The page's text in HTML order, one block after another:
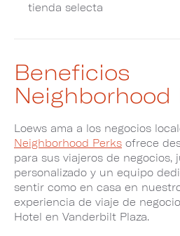
tienda selecta
Beneficios
Neighborhood
Loews ama a los negocios
Neighborhood Perks ofrece
para sus viajeros de
personalizado y un equipo
sentir como en casa en
experiencia de viaje de
Hotel en Vanderbilt Plaza.